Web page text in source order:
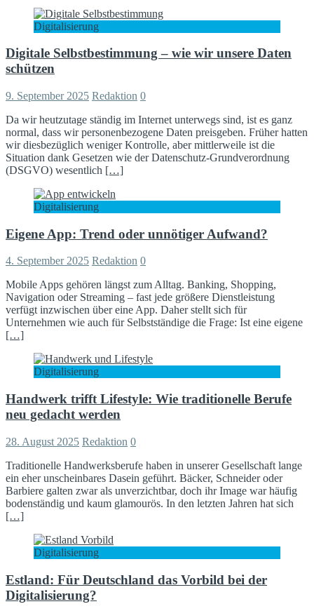
Digitalisierung
Digitale Selbstbestimmung – wie wir unsere Daten
schützen
9. September 2025 Redaktion 0
Da wir heutzutage ständig im Internet unterwegs sind, ist es ganz
normal, dass wir personenbezogene Daten preisgeben. Früher hatten
wir diesbezüglich weniger Kontrolle, aber mittlerweile ist die
Situation dank Gesetzen wie der Datenschutz-Grundverordnung
(DSGVO) wesentlich […]
Digitalisierung
Eigene App: Trend oder unnötiger Aufwand?
4. September 2025 Redaktion 0
Mobile Apps gehören längst zum Alltag. Banking, Shopping,
Navigation oder Streaming – fast jede größere Dienstleistung
verfügt inzwischen über eine App. Daher stellt sich für
Unternehmen wie auch für Selbstständige die Frage: Ist eine eigene
[…]
Digitalisierung
Handwerk trifft Lifestyle: Wie traditionelle Berufe
neu gedacht werden
28. August 2025 Redaktion 0
Traditionelle Handwerksberufe haben in unserer Gesellschaft lange
ein eher unscheinbares Dasein geführt. Bäcker, Schneider oder
Barbiere galten zwar als unverzichtbar, doch ihr Image war häufig
bodenständig und kaum glamourös. In den letzten Jahren hat sich
[…]
Digitalisierung
Estland: Für Deutschland das Vorbild bei der
Digitalisierung?